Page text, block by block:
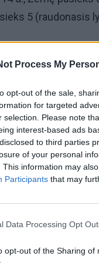
Process My
opt-out of the sale,
for targeted
selection. Please note
interest-based ads
to third parties
of your personal
This information may
Participants that may
Data Processing Opt
opt-out of the Sharing of
5 (raudonasis
duomenimis,
stiprumo,
kad prognozė
kas tris valandas.